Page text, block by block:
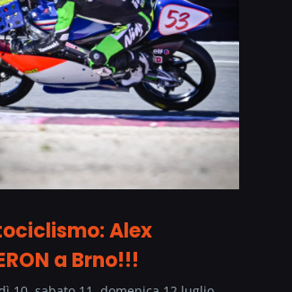
Alex
a Brno!!!